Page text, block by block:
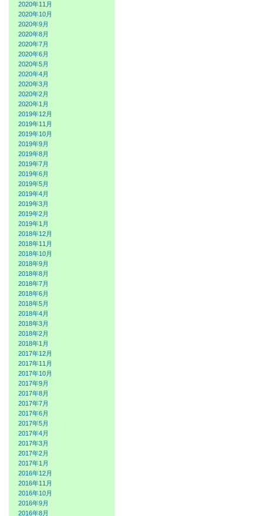
2020年11月
2020年10月
2020年9月
2020年8月
2020年7月
2020年6月
2020年5月
2020年4月
2020年3月
2020年2月
2020年1月
2019年12月
2019年11月
2019年10月
2019年9月
2019年8月
2019年7月
2019年6月
2019年5月
2019年4月
2019年3月
2019年2月
2019年1月
2018年12月
2018年11月
2018年10月
2018年9月
2018年8月
2018年7月
2018年6月
2018年5月
2018年4月
2018年3月
2018年2月
2018年1月
2017年12月
2017年11月
2017年10月
2017年9月
2017年8月
2017年7月
2017年6月
2017年5月
2017年4月
2017年3月
2017年2月
2017年1月
2016年12月
2016年11月
2016年10月
2016年9月
2016年8月